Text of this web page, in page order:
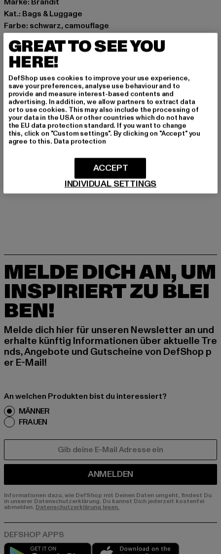
Kat.: Bags & Luggage
Farbe: schwarz, camouflage
Hersteller Farbe: darkcamo
Materialzusammensetzung: 100% Polyester, 80%
Polyester, 20% Elastodien
Art.Nr: BD8063-00707
Hersteller: Brandit Textil GmbH |info@brandit-wear.com
Spichernstraße 6a | 50672 Köln | DE
GRÖSSE & PASSFORM
LIEFERUNG & RÜCKGABE
MELDE DICH AN, UM
INSPIRIERT ZU BLEI
BEN!
Melde dich hier für unseren Newsletter an und
erhalte künftig Informationen über aktuelle Tre
nds, Angebote und Gutscheine von DefShop p
er E-Mail!
An welchen Produkten bist du interessiert?
MÄNNER
FRAUEN
ANMELDEN
Informationen dazu, wie DefShop mit Deinen Daten umgeht, findest Du
in unserer Datenschutzerklärung. Du kannst Dich jederzeit kostenfei
abmelden. Datenschutzerklärung lesen.
Play market
GREAT TO SEE YOU
HERE!
DefShop uses cookies to improve your use experience,
save your preferences, analyse use behaviour and to
provide and measure interest-based contents and
advertising. In addition, we allow partners to extract data
or to use cookies. This may also include the processing of
your data in the USA or other countries which do not have
the EU data protection standard. If you want to change
this, click on "Custom settings". By clicking on "Accept" you
agree to this. Data protection
INDIVIDUAL SETTINGS
ACCEPT